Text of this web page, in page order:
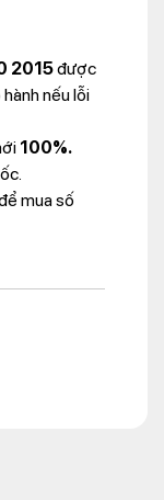
2015được
nếu lỗi
100%.
mua số